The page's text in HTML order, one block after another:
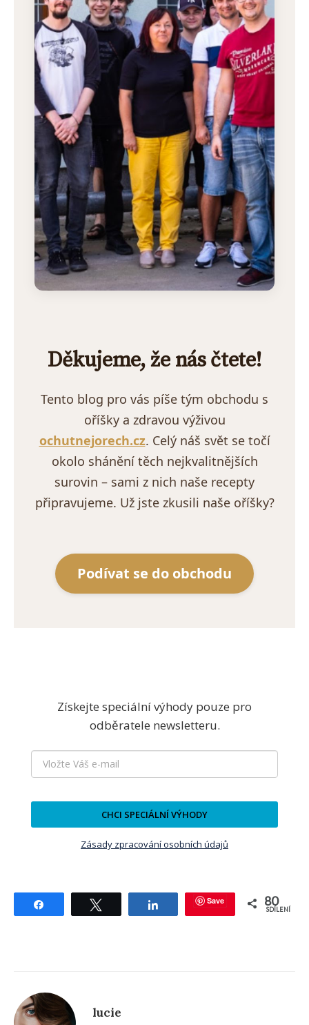
Děkujeme, že nás čtete!
Tento blog pro vás píše tým obchodu s
oříšky a zdravou výživou
ochutnejorech.cz. Celý náš svět se točí
okolo shánění těch nejkvalitnějších
surovin – sami z nich naše recepty
připravujeme. Už jste zkusili naše oříšky?
Podívat se do obchodu
Získejte speciální výhody pouze pro
odběratele newsletteru.
CHCI SPECIÁLNÍ VÝHODY
Zásady zpracování osobních údajů
Tweetnout Save 80
SDÍLENÍ
lucie